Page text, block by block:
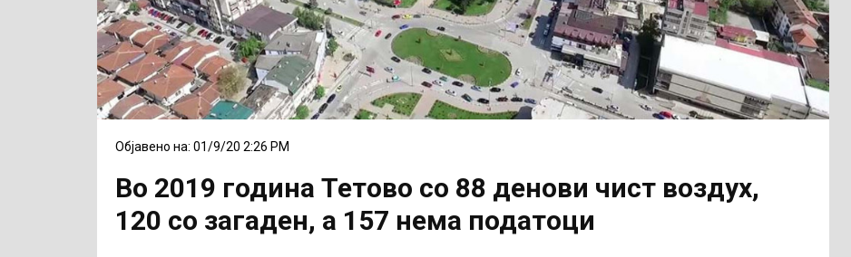
Објавено на: 01/9/20 2:26 PM
Во 2019 година Тетово со 88 денови чист воздух,
120 со загаден, а 157 нема податоци